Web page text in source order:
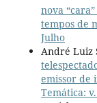
nova
tempos de
Julho
André Luiz
emissor de
Temática: